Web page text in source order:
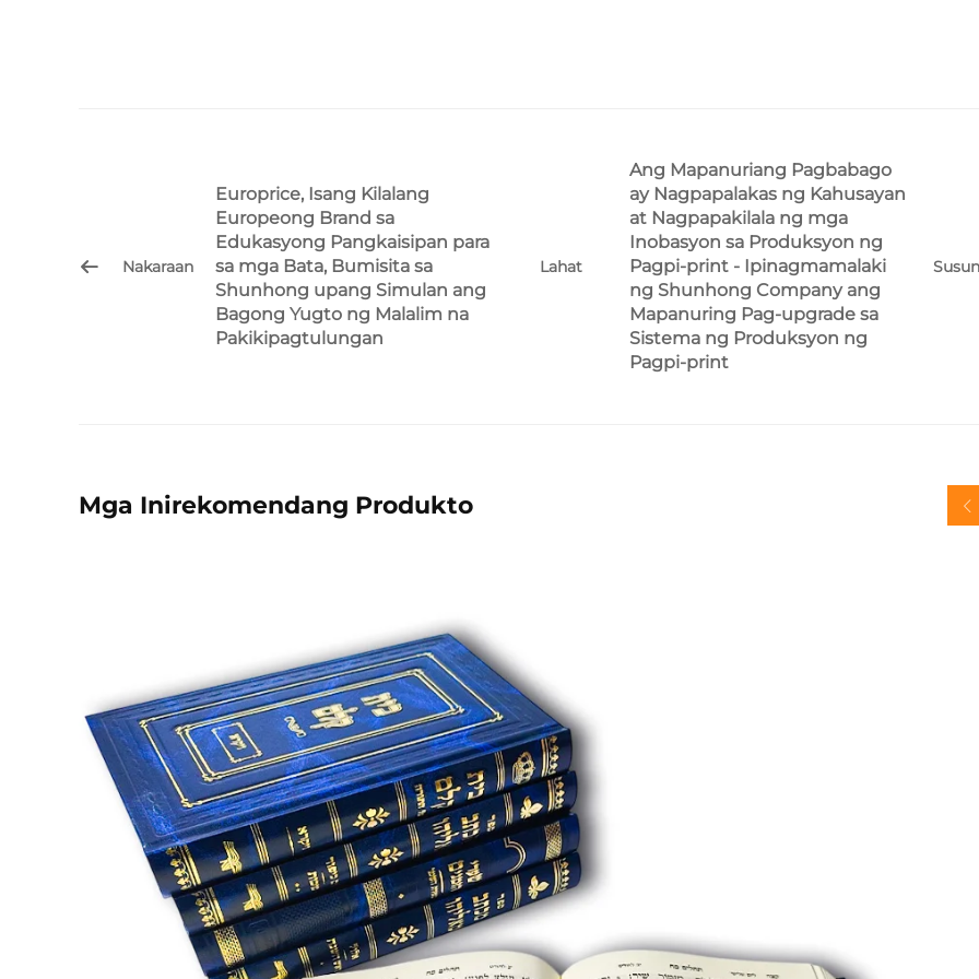
Nakaraan
Europrice, Isang Kilalang
Europeong Brand sa
Edukasyong Pangkaisipan para
sa mga Bata, Bumisita sa
Shunhong upang Simulan ang
Bagong Yugto ng Malalim na
Pakikipagtulungan
Lahat
Ang Mapanuriang Pagbabago
ay Nagpapalakas ng Kahusayan
at Nagpapakilala ng mga
Inobasyon sa Produksyon ng
Pagpi-print - Ipinagmamalaki
ng Shunhong Company ang
Mapanuring Pag-upgrade sa
Sistema ng Produksyon ng
Pagpi-print
Mga Inirekomendang Produkto